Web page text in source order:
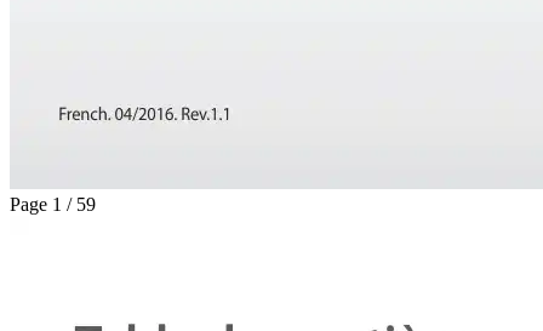
Page 1 / 59